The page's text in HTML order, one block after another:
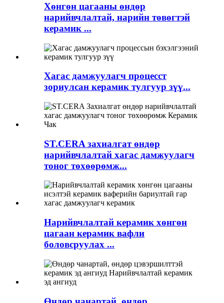
Хөнгөн цагааны өндөр
нарийвчлалтай, нарийн төвөгтэй
керамик ...
Хагас дамжуулагч процесст
зориулсан керамик тулгуур зүү...
ST.CERA захиалгат өндөр
нарийвчлалтай хагас дамжуулагч
тоног төхөөрөмж...
Нарийвчлалтай керамик хөнгөн
цагаан керамик вафли
боловсруулах ...